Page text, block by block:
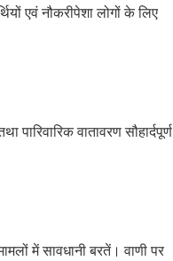
एवं नौकरीपेशा लोगों के लिए
वातावरण सौहार्दपूर्ण
में सावधानी बरतें। वाणी पर